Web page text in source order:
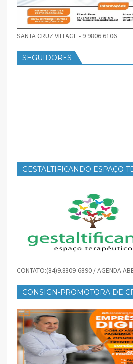
SANTA CRUZ VILLAGE - 9 9806 6106
SEGUIDORES
GESTALTIFICANDO ESPAÇO
CONTATO:(84)9.8809-6890 / AGENDA
CONSIGN-PROMOTORA DE